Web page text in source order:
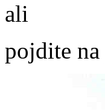
ali
pojdite na